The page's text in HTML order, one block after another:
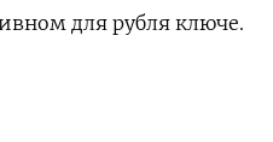
для рубля ключе.